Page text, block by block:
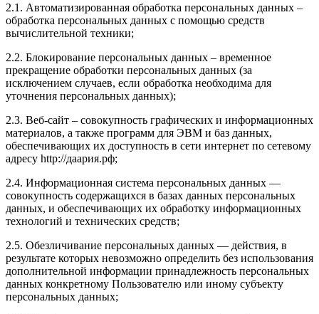
2.1. Автоматизированная обработка персональных данных –
обработка персональных данных с помощью средств
вычислительной техники;
2.2. Блокирование персональных данных – временное
прекращение обработки персональных данных (за
исключением случаев, если обработка необходима для
уточнения персональных данных);
2.3. Веб-сайт – совокупность графических и информационных
материалов, а также программ для ЭВМ и баз данных,
обеспечивающих их доступность в сети интернет по сетевому
адресу http://даария.рф;
2.4. Информационная система персональных данных —
совокупность содержащихся в базах данных персональных
данных, и обеспечивающих их обработку информационных
технологий и технических средств;
2.5. Обезличивание персональных данных — действия, в
результате которых невозможно определить без использования
дополнительной информации принадлежность персональных
данных конкретному Пользователю или иному субъекту
персональных данных;